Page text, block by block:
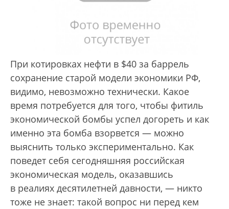
При котировках нефти в $40 за баррель
сохранение старой модели экономики РФ,
видимо, невозможно технически. Какое
время потребуется для того, чтобы фитиль
экономической бомбы успел догореть и как
именно эта бомба взорвется — можно
выяснить только экспериментально. Как
поведет себя сегодняшняя российская
экономическая модель, оказавшись
в реалиях десятилетней давности, — никто
тоже не знает: такой вопрос ни перед кем